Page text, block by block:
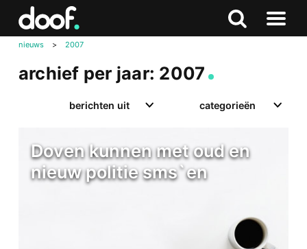
Zoeken
Naar
nieuws > 2007
archief per jaar: 2007
berichten uit categorieën
Doven kunnen met oud en
nieuw politie sms`en
Doof.nl
Zoeken